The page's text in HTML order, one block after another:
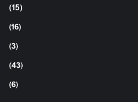
(15)
(16)
(3)
(43)
(6)